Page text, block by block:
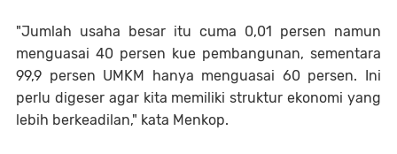
"Jumlah usaha besar itu cuma 0,01 persen namun
menguasai 40 persen kue pembangunan, sementara
99,9 persen UMKM hanya menguasai 60 persen. Ini
perlu digeser agar kita memiliki struktur ekonomi yang
lebih berkeadilan," kata Menkop.